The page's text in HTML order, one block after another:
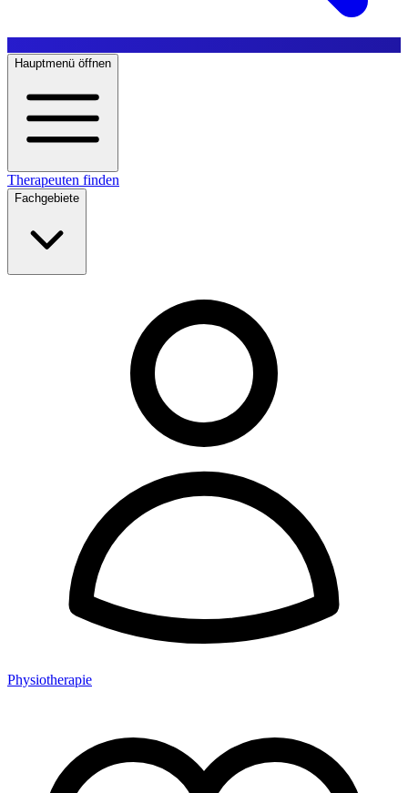
Hauptmenü öffnen
Therapeuten finden
Fachgebiete
Physiotherapie